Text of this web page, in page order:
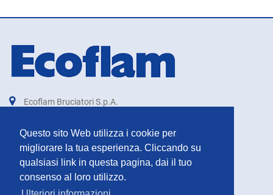
Questo sito Web utilizza i cookie per
migliorare la tua esperienza. Cliccando su
qualsiasi link in questa pagina, dai il tuo
consenso al loro utilizzo.
Ecoflam Bruciatori S.p.A.
Ariston Group
IT00879740264
export@ecoflam-burners.com